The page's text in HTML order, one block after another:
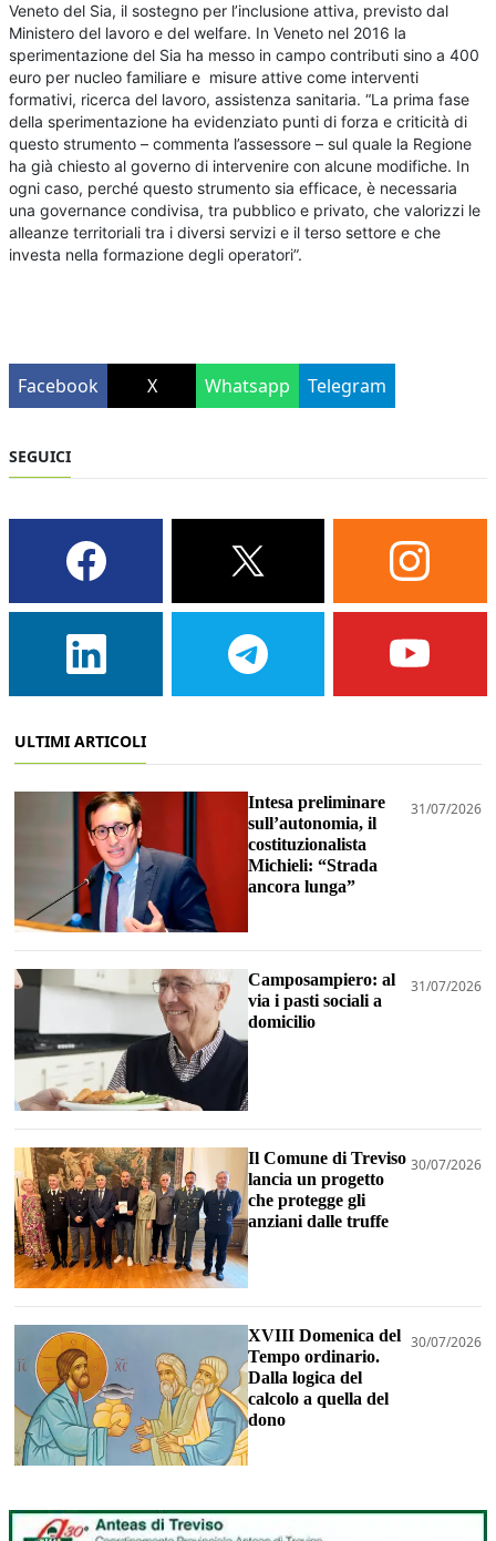
Veneto del Sia, il sostegno per l’inclusione attiva, previsto dal
Ministero del lavoro e del welfare. In Veneto nel 2016 la
sperimentazione del Sia ha messo in campo contributi sino a 400
euro per nucleo familiare e misure attive come interventi
formativi, ricerca del lavoro, assistenza sanitaria. “La prima fase
della sperimentazione ha evidenziato punti di forza e criticità di
questo strumento – commenta l’assessore – sul quale la Regione
ha già chiesto al governo di intervenire con alcune modifiche. In
ogni caso, perché questo strumento sia efficace, è necessaria
una governance condivisa, tra pubblico e privato, che valorizzi le
alleanze territoriali tra i diversi servizi e il terso settore e che
investa nella formazione degli operatori”.
Facebook X Whatsapp Telegram
SEGUICI
ULTIMI ARTICOLI
Intesa preliminare
sull’autonomia, il
costituzionalista
Michieli: “Strada
ancora lunga”
31/07/2026
Camposampiero: al
via i pasti sociali a
domicilio
31/07/2026
Il Comune di Treviso
lancia un progetto
che protegge gli
anziani dalle truffe
30/07/2026
XVIII Domenica del
Tempo ordinario.
Dalla logica del
calcolo a quella del
dono
30/07/2026